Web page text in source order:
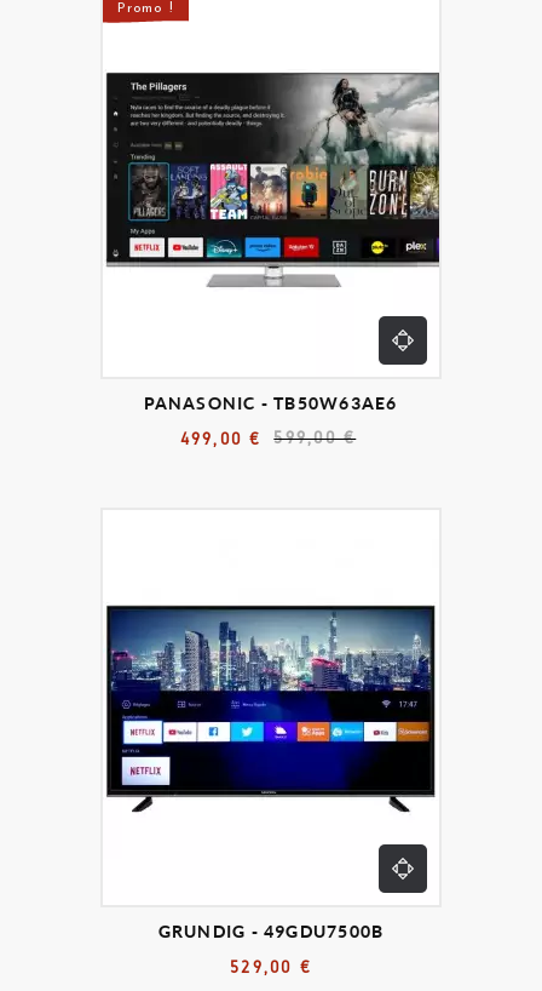
Promo !
PANASONIC - TB50W63AE6
499,00 € 599,00 €
GRUNDIG - 49GDU7500B
529,00 €